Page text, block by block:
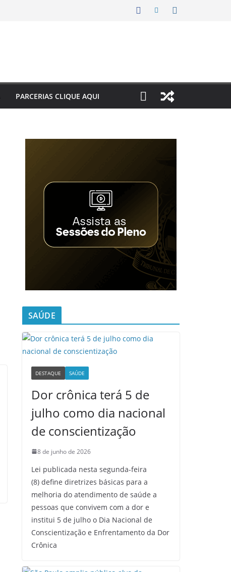
PARCERIAS CLIQUE AQUI
SAÚDE
DESTAQUE SAÚDE
Dor crônica terá 5 de
julho como dia nacional
de conscientização
8 de junho de 2026
Lei publicada nesta segunda-feira
(8) define diretrizes básicas para a
melhoria do atendimento de saúde a
pessoas que convivem com a dor e
institui 5 de julho o Dia Nacional de
Conscientização e Enfrentamento da Dor
Crônica